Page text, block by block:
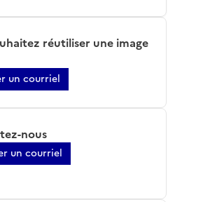
réutiliser une image
un courriel
nous
un courriel